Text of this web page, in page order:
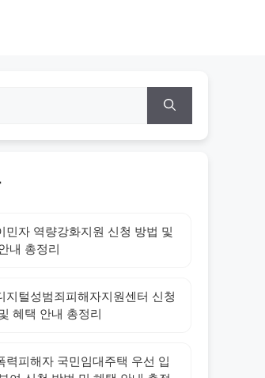
민자 역량강화지원 신청 방법 및
내 총정리
지털성범죄피해자지원센터 신청
혜택 안내 총정리
력피해자 국민임대주택 우선 입